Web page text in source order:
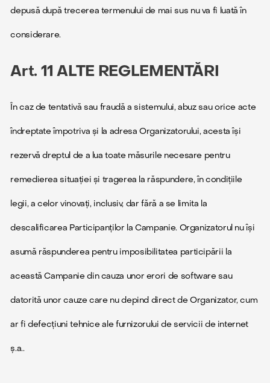
depusă după trecerea termenului de mai sus nu va fi luată în
considerare.
Art. 11 ALTE REGLEMENTĂRI
În caz de tentativă sau fraudă a sistemului, abuz sau orice acte
îndreptate împotriva și la adresa Organizatorului, acesta își
rezervă dreptul de a lua toate măsurile necesare pentru
remedierea situației și tragerea la răspundere, în condițiile
legii, a celor vinovați, inclusiv, dar fără a se limita la
descalificarea Participanților la Campanie. Organizatorul nu își
asumă răspunderea pentru imposibilitatea participării la
această Campanie din cauza unor erori de software sau
datorită unor cauze care nu depind direct de Organizator, cum
ar fi defecțiuni tehnice ale furnizorului de servicii de internet
ș.a..